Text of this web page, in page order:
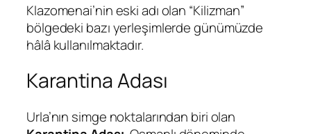
Klazomenai’nin eski adı olan “Kilizman”
bölgedeki bazı yerleşimlerde günümüzde
hâlâ kullanılmaktadır.
Karantina Adası
Urla’nın simge noktalarından biri olan